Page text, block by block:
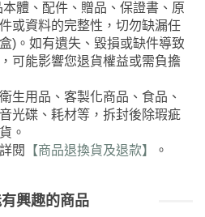
體、配件、贈品、保證書、原
或資料的完整性，切勿缺漏任
)。如有遺失、毀損或缺件導致
可能影響您退貨權益或需負擔
生用品、客製化商品、食品、
光碟、耗材等，拆封後除瑕疵
。
閱
【商品退換貨及退款】 。
興趣的商品